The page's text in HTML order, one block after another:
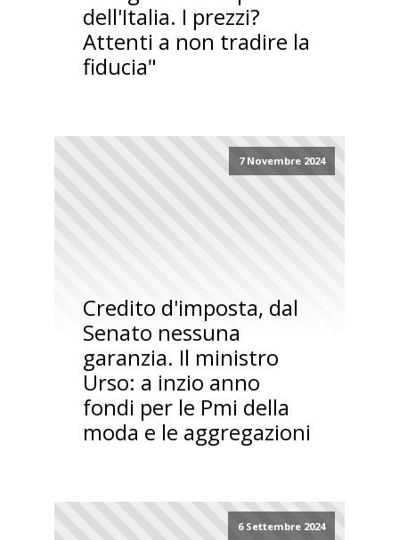
dell'Italia. I prezzi?
Attenti a non tradire la
fiducia"
7 Novembre 2024
Credito d'imposta, dal
Senato nessuna
garanzia. Il ministro
Urso: a inzio anno
fondi per le Pmi della
moda e le aggregazioni
6 Settembre 2024